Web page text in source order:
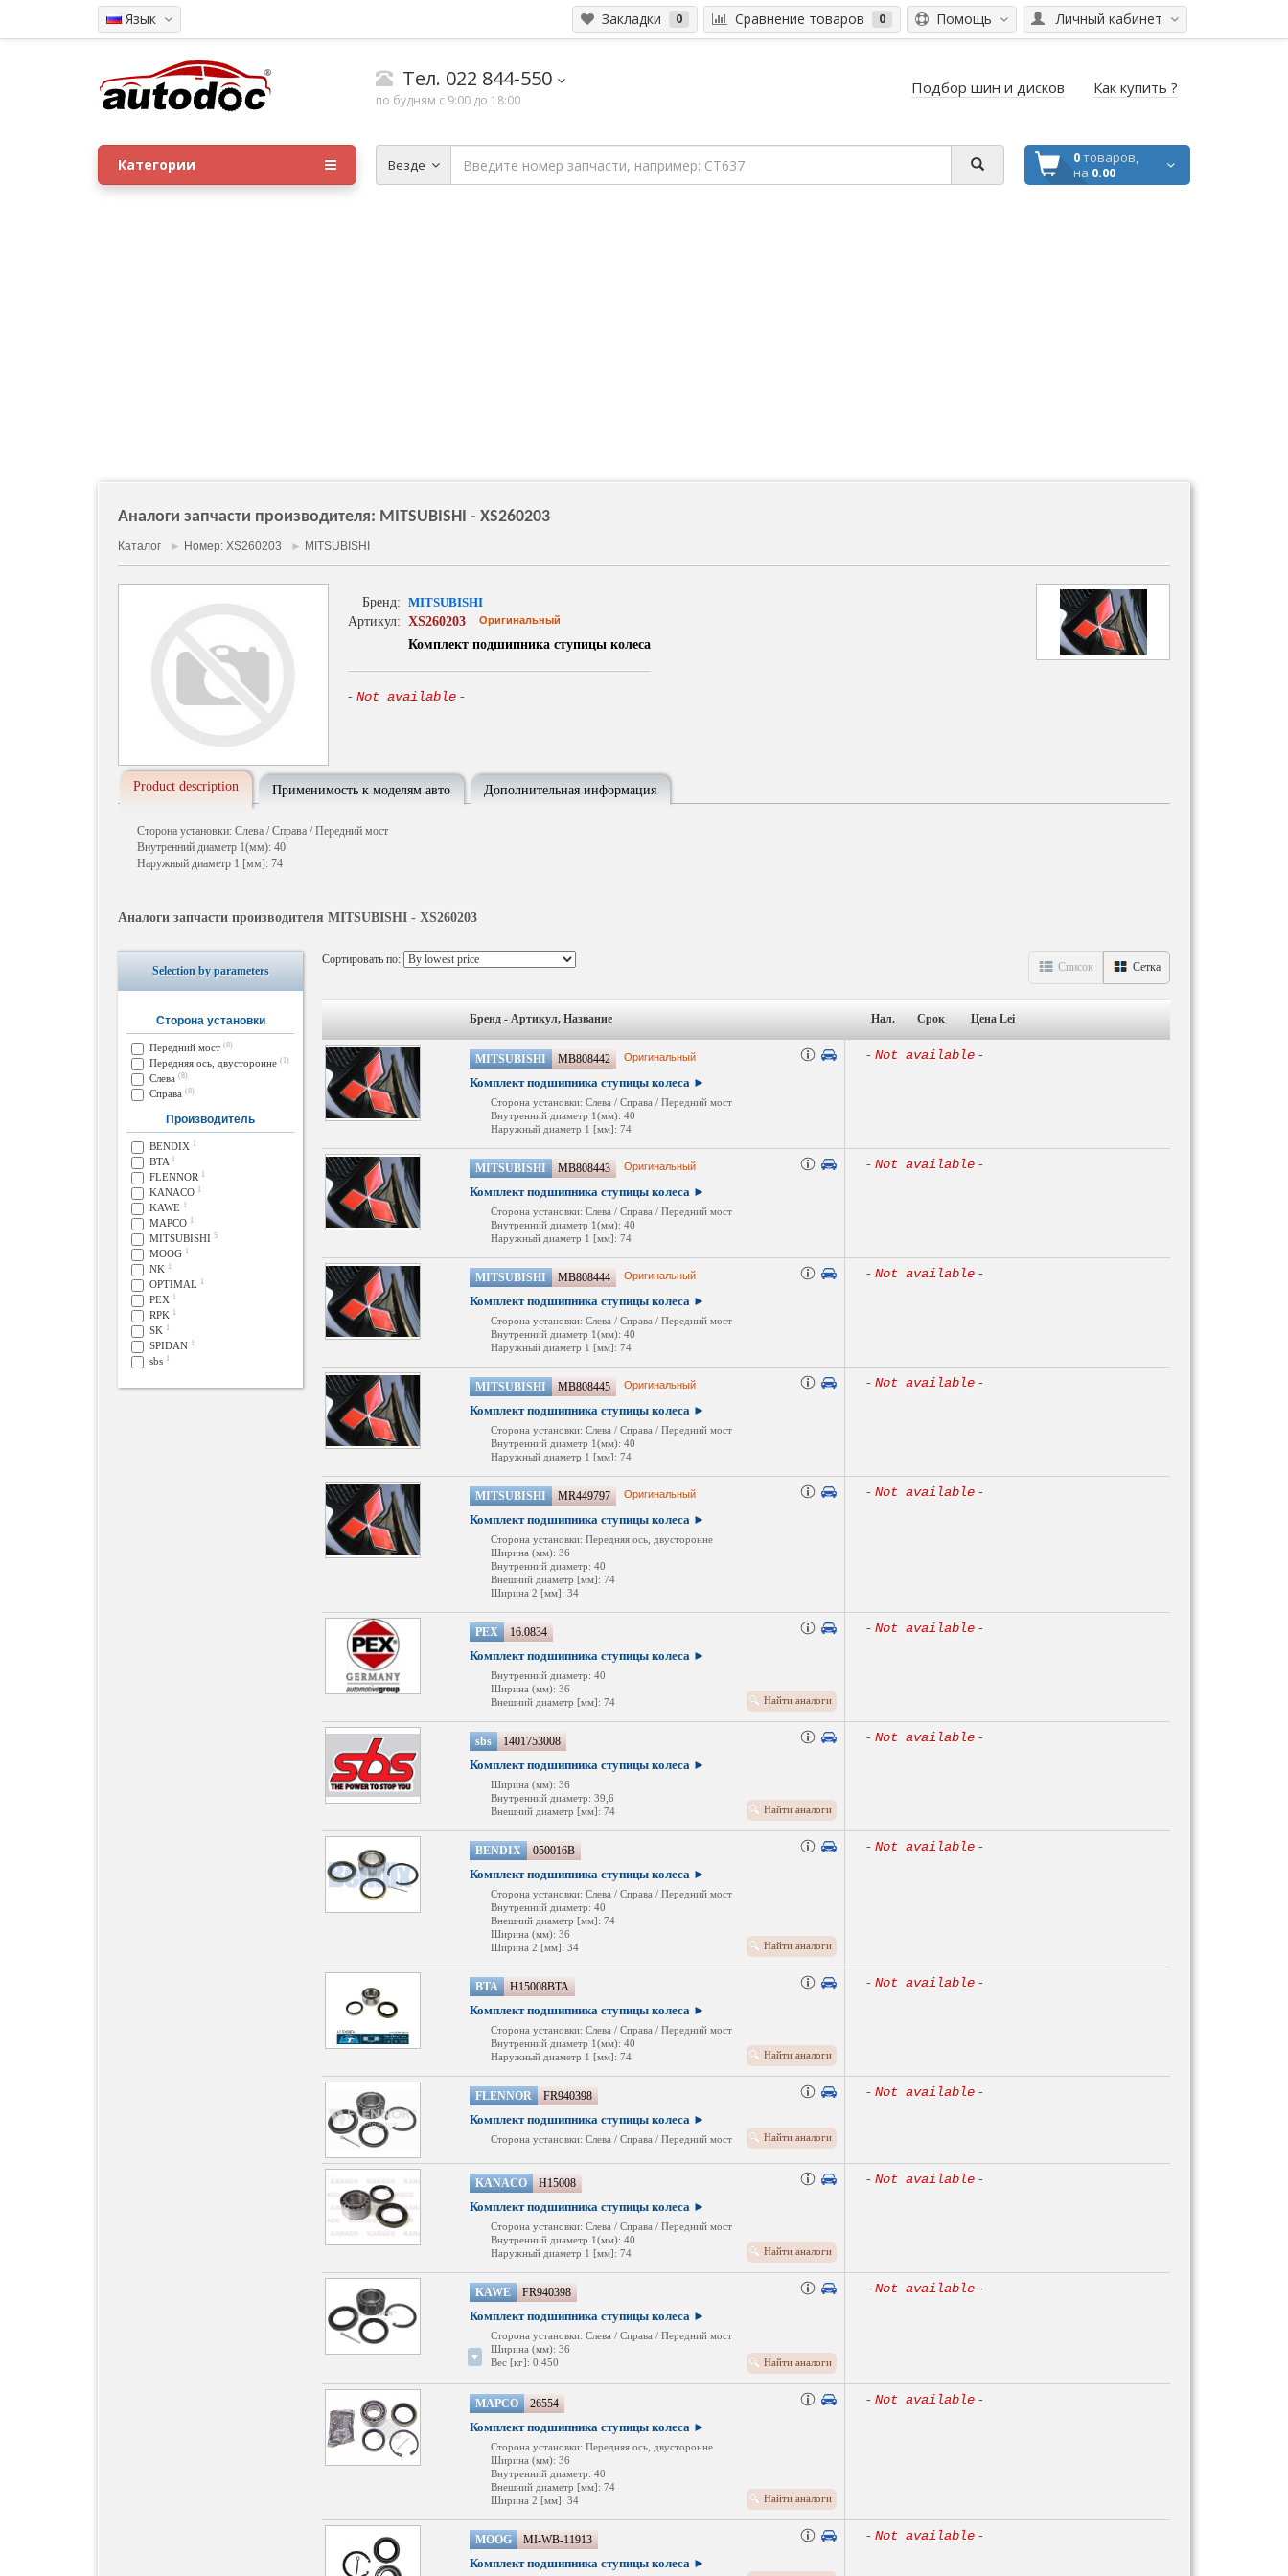
Язык Личный кабинет
Помощь
Закладки 0 Сравнение товаров 0
Тел. 022 844-550
по будням с 9:00 до 18:00
Подбор шин и дисков Как купить ?
Везде 0товаров,
на 0.00
Категории
Аналоги запчасти производителя: MITSUBISHI - XS260203
Каталог ► Номер: XS260203 ► MITSUBISHI
Бренд: MITSUBISHI
Артикул: XS260203 Оригинальный
Комплект подшипника ступицы колеса
- Not available -
Product description Применимость к моделям авто Дополнительная информация
Сторона установки: Слева / Справа / Передний мост
Внутренний диаметр 1(мм): 40
Наружный диаметр 1 [мм]: 74
Аналоги запчасти производителя MITSUBISHI - XS260203
Selection by parameters
Сторона установки
Передний мост (8)
Передняя ось, двусторонне (1)
Слева (8)
Справа (8)
Производитель
BENDIX 1
BTA 1
FLENNOR 1
KANACO 1
KAWE 1
MAPCO 1
MITSUBISHI 5
MOOG 1
NK 1
OPTIMAL 1
PEX 1
RPK 1
SK 1
SPIDAN 1
sbs 1
Сортировать по:
Сетка
Список
Бренд - Артикул, Название Нал. Срок Цена Lei
MITSUBISHI MB808442 Оригинальный
Комплект подшипника ступицы колеса ►
Сторона установки: Слева / Справа / Передний мост
Внутренний диаметр 1(мм): 40
Наружный диаметр 1 [мм]: 74
- Not available -
MITSUBISHI MB808443 Оригинальный
Комплект подшипника ступицы колеса ►
Сторона установки: Слева / Справа / Передний мост
Внутренний диаметр 1(мм): 40
Наружный диаметр 1 [мм]: 74
- Not available -
MITSUBISHI MB808444 Оригинальный
Комплект подшипника ступицы колеса ►
Сторона установки: Слева / Справа / Передний мост
Внутренний диаметр 1(мм): 40
Наружный диаметр 1 [мм]: 74
- Not available -
MITSUBISHI MB808445 Оригинальный
Комплект подшипника ступицы колеса ►
Сторона установки: Слева / Справа / Передний мост
Внутренний диаметр 1(мм): 40
Наружный диаметр 1 [мм]: 74
- Not available -
MITSUBISHI MR449797 Оригинальный
Комплект подшипника ступицы колеса ►
Сторона установки: Передняя ось, двусторонне
Ширина (мм): 36
Внутренний диаметр: 40
Внешний диаметр [мм]: 74
Ширина 2 [мм]: 34
- Not available -
PEX 16.0834
Комплект подшипника ступицы колеса ►
Внутренний диаметр: 40
Ширина (мм): 36
Внешний диаметр [мм]: 74
Найти аналоги
- Not available -
sbs 1401753008
Комплект подшипника ступицы колеса ►
Ширина (мм): 36
Внутренний диаметр: 39,6
Внешний диаметр [мм]: 74
Найти аналоги
- Not available -
BENDIX 050016B
Комплект подшипника ступицы колеса ►
Сторона установки: Слева / Справа / Передний мост
Внутренний диаметр: 40
Внешний диаметр [мм]: 74
Ширина (мм): 36
Ширина 2 [мм]: 34
Найти аналоги
- Not available -
BTA H15008BTA
Комплект подшипника ступицы колеса ►
Сторона установки: Слева / Справа / Передний мост
Внутренний диаметр 1(мм): 40
Наружный диаметр 1 [мм]: 74
Найти аналоги
- Not available -
FLENNOR FR940398
Комплект подшипника ступицы колеса ►
Сторона установки: Слева / Справа / Передний мост Найти аналоги
- Not available -
KANACO H15008
Комплект подшипника ступицы колеса ►
Сторона установки: Слева / Справа / Передний мост
Внутренний диаметр 1(мм): 40
Наружный диаметр 1 [мм]: 74
Найти аналоги
- Not available -
KAWE FR940398
Комплект подшипника ступицы колеса ►
Сторона установки: Слева / Справа / Передний мост
Ширина (мм): 36
Вес [кг]: 0.450
Ширина 2 [мм]: 34
▼ Найти аналоги
- Not available -
MAPCO 26554
Комплект подшипника ступицы колеса ►
Сторона установки: Передняя ось, двусторонне
Ширина (мм): 36
Внутренний диаметр: 40
Внешний диаметр [мм]: 74
Ширина 2 [мм]: 34
Найти аналоги
- Not available -
MOOG MI-WB-11913
Комплект подшипника ступицы колеса ►
- Not available -